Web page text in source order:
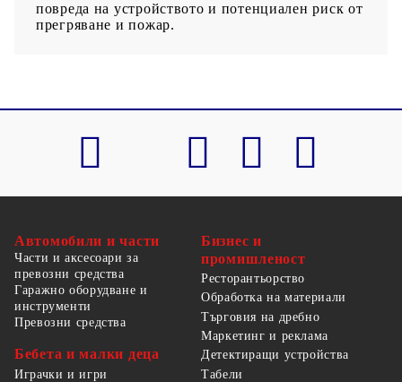
повреда на устройството и потенциален риск от
прегряване и пожар.
Автомобили и части
Части и аксесоари за
превозни средства
Гаражно оборудване и
инструменти
Превозни средства
Бебета и малки деца
Играчки и игри
Бизнес и
промишленост
Ресторантьорство
Обработка на материали
Търговия на дребно
Маркетинг и реклама
Детектиращи устройства
Табели